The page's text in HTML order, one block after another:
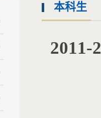
本科生
2011-